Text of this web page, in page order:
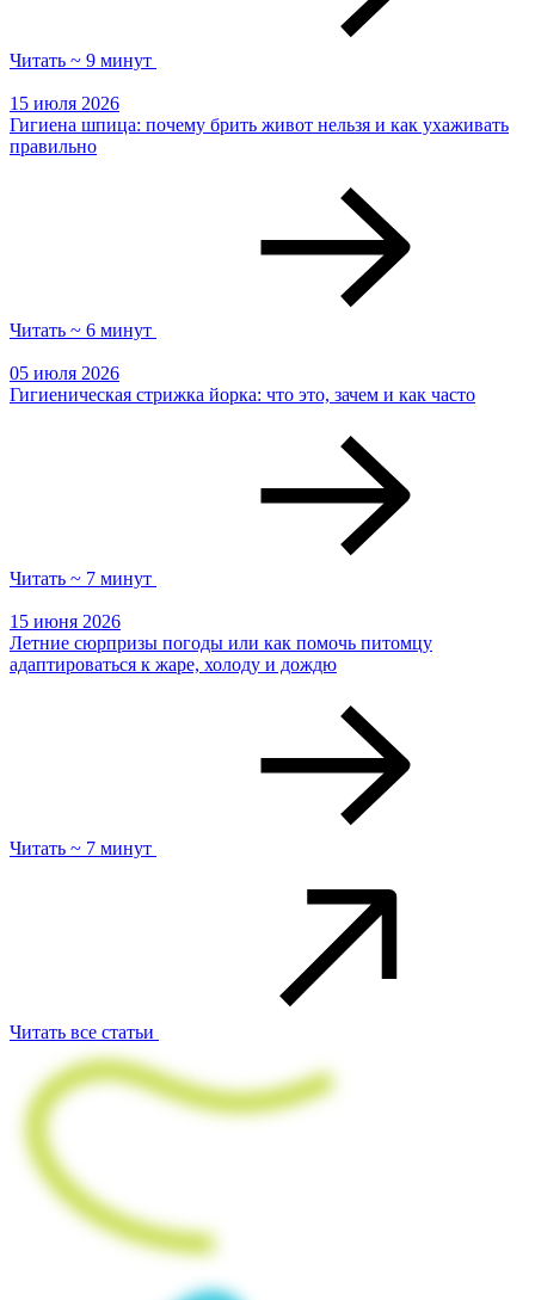
Читать ~ 9 минут
15 июля 2026
Гигиена шпица: почему брить живот нельзя и как ухаживать
правильно
Читать ~ 6 минут
05 июля 2026
Гигиеническая стрижка йорка: что это, зачем и как часто
Читать ~ 7 минут
15 июня 2026
Летние сюрпризы погоды или как помочь питомцу
адаптироваться к жаре, холоду и дождю
Читать ~ 7 минут
Читать все статьи